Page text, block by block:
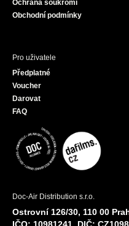
Ochrana soukromí
Obchodní podmínky
Pro uživatele
Předplatné
Voucher
Darovat
FAQ
Doc-Air Distribution s.r.o.
Ostrovní 126/30, 110 00
IČO: 10981241, DIČ: